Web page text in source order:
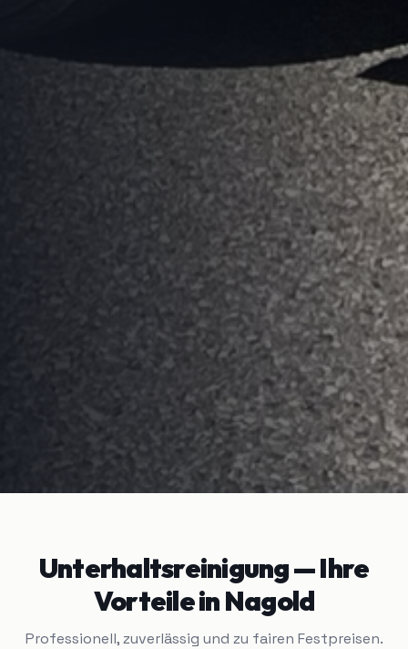
Unterhaltsreinigung— Ihre
Vorteile inNagold
Professionell, zuverlässig und zu fairen Festpreisen.